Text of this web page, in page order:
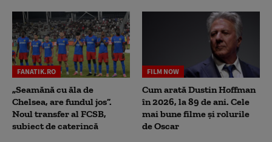
FANATIK.RO
„Seamănă cu ăla de
Chelsea, are fundul jos”.
Noul transfer al FCSB,
subiect de caterincă
FILM NOW
Cum arată Dustin Hoffman
în 2026, la 89 de ani. Cele
mai bune filme și rolurile
de Oscar